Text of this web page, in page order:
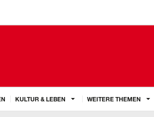
KULTUR & LEBEN WEITERE THEMEN